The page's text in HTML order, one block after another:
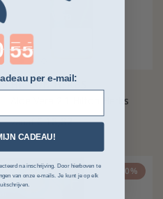
HILTON HERBS
Aloe Vera 2:1 Hilton Herbs
vanaf€ 18,82
-10%
Countdown ends in:
per e-mail:
CADEAU!
na inschrijving. Door hierboven te
van onze e-mails. Je kunt je op elk